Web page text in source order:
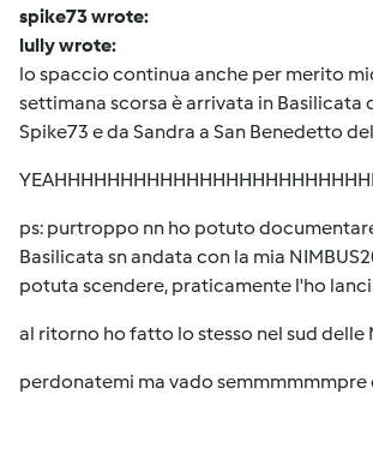
spike73 wrote:
lully wrote:
lo spaccio continua anche per merito
settimana scorsa è arrivata in Basilicata
Spike73 e da Sandra a San Benedetto
ps: purtroppo nn ho potuto
Basilicata sn andata con la mia
potuta scendere, praticamente l'ho
al ritorno ho fatto lo stesso nel sud delle
perdonatemi ma vado semmmmmmpre